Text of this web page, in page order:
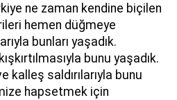
ne zaman kendine biçilen
hemen düğmeye
bunları yaşadık.
bunu yaşadık.
kalleş saldırılarıyla bunu
hapsetmek için